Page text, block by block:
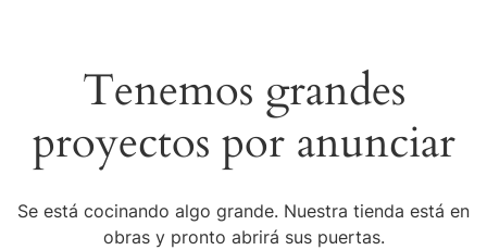
Tenemos grandes
proyectos por anunciar
Se está cocinando algo grande. Nuestra tienda está en
obras y pronto abrirá sus puertas.